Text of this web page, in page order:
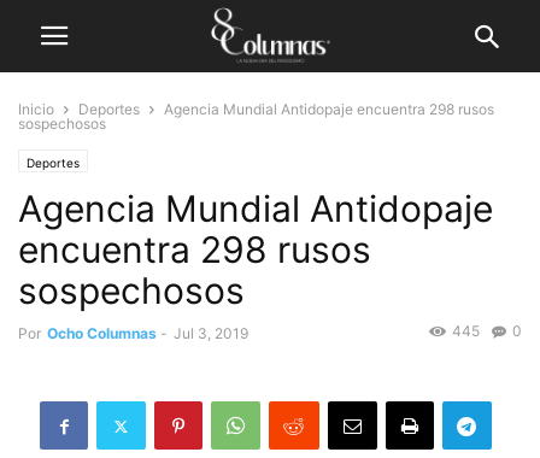
Inicio Deportes
Agencia Mundial Antidopaje encuentra 298 rusos
sospechosos
Deportes
Agencia Mundial Antidopaje
encuentra 298 rusos
sospechosos
Por Ocho Columnas - Jul 3, 2019 0
445